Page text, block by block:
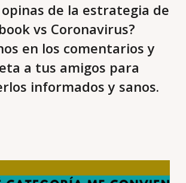
de la estrategia de
vs Coronavirus?
en los comentarios y
a tus amigos para
informados y sanos.